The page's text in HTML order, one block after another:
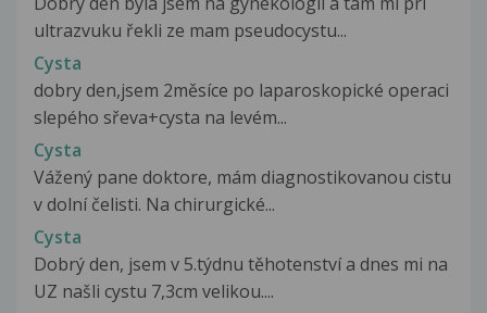
ultrazvuku řekli ze mam pseudocystu...
Cysta
dobry den,jsem 2měsíce po laparoskopické operaci
slepého sřeva+cysta na levém...
Cysta
Vážený pane doktore, mám diagnostikovanou cistu
v dolní čelisti. Na chirurgické...
Cysta
Dobrý den, jsem v 5.týdnu těhotenství a dnes mi na
UZ našli cystu 7,3cm velikou....